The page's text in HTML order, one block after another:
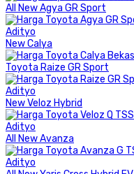
All New Agya GR Sport
New Calya
Toyota Raize GR Sport
New Veloz Hybrid
All New Avanza